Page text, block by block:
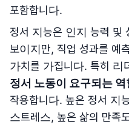
포함합니다.
정서 지능은 인지 능력 및
보이지만, 직업 성과를 예
가치를 가집니다. 특히
정서 노동이 요구되는 역
작용합니다. 높은 정서 지
스트레스, 높은 삶의 만족